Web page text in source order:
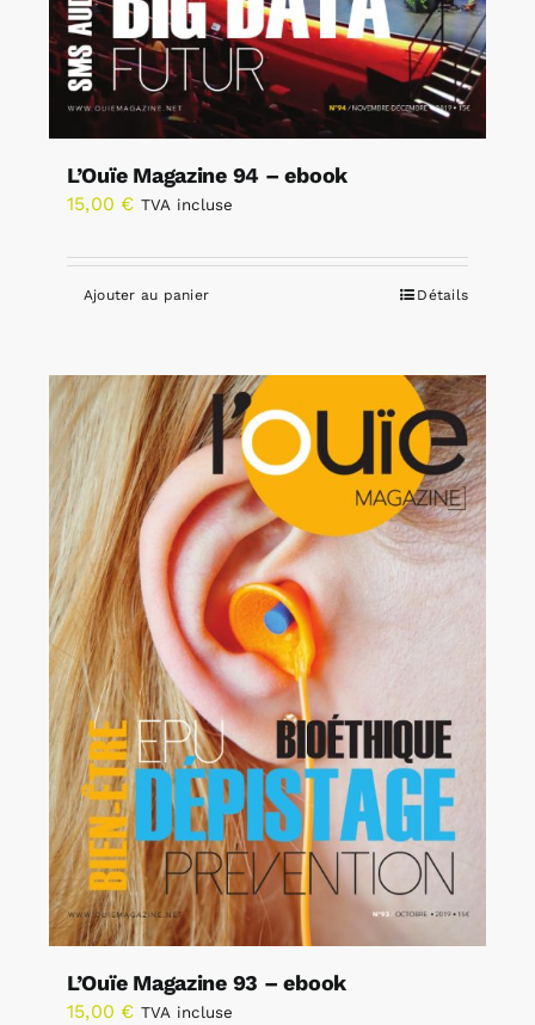
L’Ouïe Magazine 94 – ebook
15,00 € TVA incluse
Ajouter au panier Détails
L’Ouïe Magazine 93 – ebook
15,00 € TVA incluse